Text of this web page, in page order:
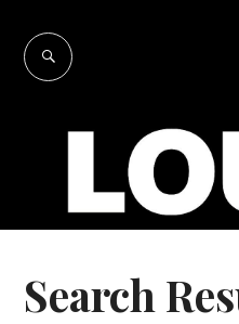
content
SEARCH
Search